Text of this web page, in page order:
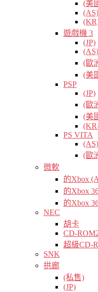
(美
(AS)
遊戲機 3
(JP)
(AS)
(歐
(美
PSP
(JP)
(歐
(美
PS VITA
(AS)
(歐
微軟
的Xbox
的Xbox
的Xbox
NEC
胡卡
CD-
超級CD-
SNK
拱廊
(私售)
(JP)